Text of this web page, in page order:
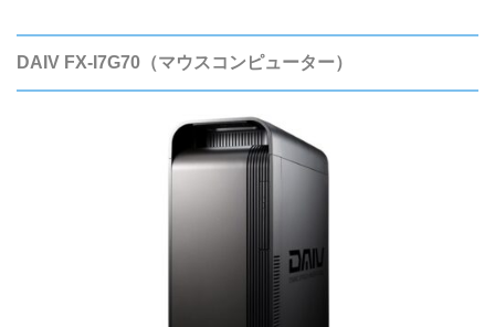
DAIV FX-I7G70（マウスコンピューター）